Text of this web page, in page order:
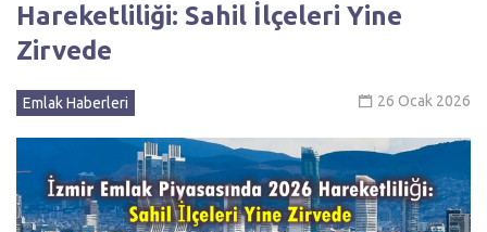
Hareketliliği: Sahil İlçeleri Yine
Zirvede
26 Ocak 2026
Emlak Haberleri